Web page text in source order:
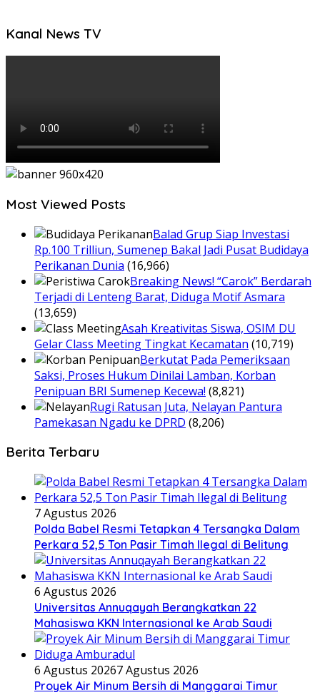
Kanal News TV
Most Viewed Posts
Balad Grup Siap Investasi
Rp.100 Trilliun, Sumenep Bakal Jadi Pusat Budidaya
Perikanan Dunia (16,966)
Breaking News! “Carok” Berdarah
Terjadi di Lenteng Barat, Diduga Motif Asmara
(13,659)
Asah Kreativitas Siswa, OSIM DU
Gelar Class Meeting Tingkat Kecamatan (10,719)
Berkutat Pada Pemeriksaan
Saksi, Proses Hukum Dinilai Lamban, Korban
Penipuan BRI Sumenep Kecewa! (8,821)
Rugi Ratusan Juta, Nelayan Pantura
Pamekasan Ngadu ke DPRD (8,206)
Berita Terbaru
7 Agustus 2026
Polda Babel Resmi Tetapkan 4 Tersangka Dalam
Perkara 52,5 Ton Pasir Timah Ilegal di Belitung
6 Agustus 2026
Universitas Annuqayah Berangkatkan 22
Mahasiswa KKN Internasional ke Arab Saudi
6 Agustus 20267 Agustus 2026
Proyek Air Minum Bersih di Manggarai Timur